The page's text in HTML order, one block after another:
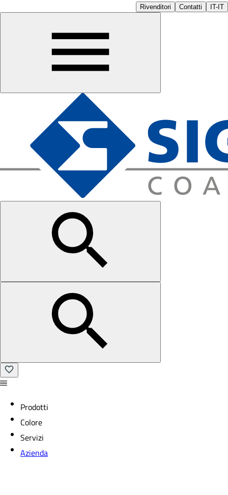
Rivenditori Contatti IT-IT
Prodotti
Colore
Servizi
Azienda